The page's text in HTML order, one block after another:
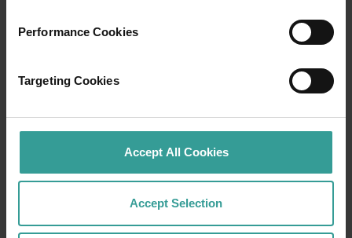
Performance Cookies
Targeting Cookies
Accept All Cookies
Accept Selection
的首都，同時亦是繁華熱鬧的文化樞紐。這裡
田園詩篇般的美好開始。